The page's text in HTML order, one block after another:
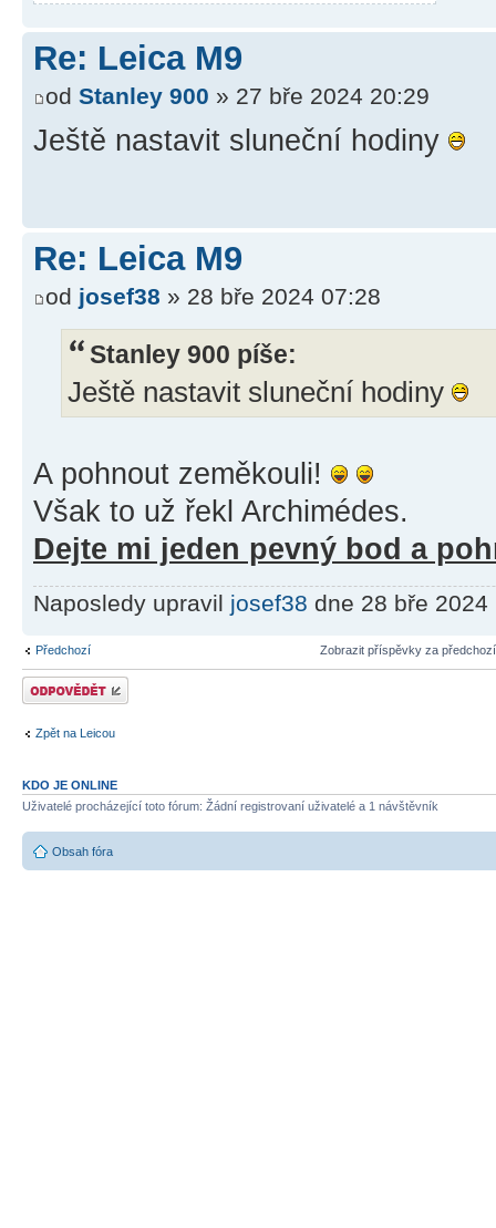
Re: Leica M9
od Stanley 900 » 27 bře 2024 20:29
Ještě nastavit sluneční hodiny
Re: Leica M9
od josef38 » 28 bře 2024 07:28
Stanley 900 píše:
Ještě nastavit sluneční hodiny
A pohnout zeměkouli!
Však to už řekl Archimédes.
Dejte mi jeden pevný bod a
Naposledy upravil josef38 dne 28 bře
Předchozí Zobrazit příspěvky za
Odeslat odpověď
Zpět na Leicou
KDO JE ONLINE
Uživatelé procházející toto fórum: Žádní registrovaní uživatelé a 1 návštěvník
Obsah fóra